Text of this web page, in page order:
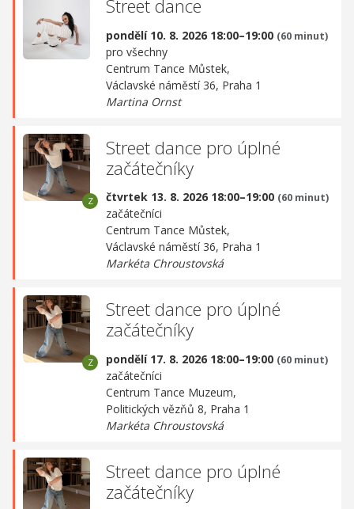
Street dance
pondělí 10. 8. 2026 18:00–19:00 (60 minut)
pro všechny
Centrum Tance Můstek,
Václavské náměstí 36, Praha 1
Martina Ornst
Street dance pro úplné
začátečníky
čtvrtek 13. 8. 2026 18:00–19:00 (60 minut)
začátečníci
Centrum Tance Můstek,
Václavské náměstí 36, Praha 1
Markéta Chroustovská
Street dance pro úplné
začátečníky
pondělí 17. 8. 2026 18:00–19:00 (60 minut)
začátečníci
Centrum Tance Muzeum,
Politických vězňů 8, Praha 1
Markéta Chroustovská
Street dance pro úplné
začátečníky